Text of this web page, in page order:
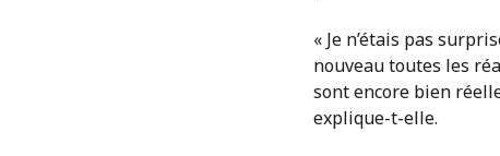
« Je n’étais pas
nouveau toutes les
sont encore bien
explique-t-elle.